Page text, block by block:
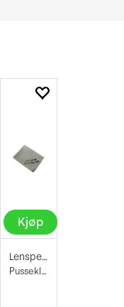
Kjøp
Lenspen Photo Microklear Cloth
Pusseklut i microfiber